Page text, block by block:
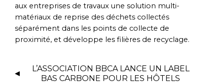
aux entreprises de travaux une solution multi-
matériaux de reprise des déchets collectés
séparément dans les points de collecte de
proximité, et développe les filières de recyclage.
L’ASSOCIATION BBCA LANCE UN LABEL
BAS CARBONE POUR LES HÔTELS